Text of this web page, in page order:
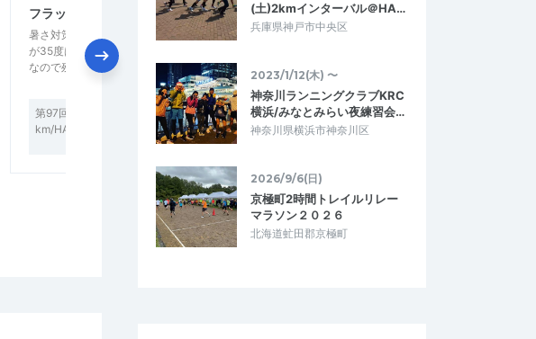
フラットだけど日陰がない
暑さ対策、暑さに慣れるための参加でした
が35度は暑すぎた コースは往復5kmを周回
なので残り距離もわかりやすくペース配…
第97回・赤羽トライアル（5km/10km/15
km/HALF）
2026/7/25
アットホームかつ丁寧な運営の大会
北千住マラソンと同じ運営者の皆さんが、
ットホームな大会です。河川敷の道路を…
【レイト】第97回・赤羽トライアル（5k
m/10km/15km/HALF）
(土)2kmインターバル＠HA…
兵庫県神戸市中央区
2023/1/12(木) 〜
神奈川ランニングクラブKRC
横浜/みなとみらい夜練習会…
神奈川県横浜市神奈川区
2026/9/6(日)
京極町2時間トレイルリレー
マラソン２０２６
北海道虻田郡京極町